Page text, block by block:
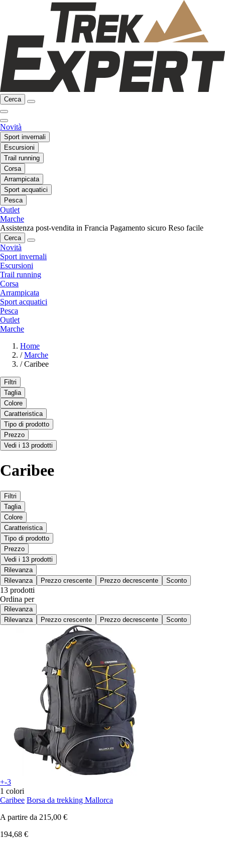
Cerca
Novità
Sport invernali
Escursioni
Trail running
Corsa
Arrampicata
Sport acquatici
Pesca
Outlet
Marche
Assistenza post-vendita in Francia Pagamento sicuro Reso facile
Cerca
Novità
Sport invernali
Escursioni
Trail running
Corsa
Arrampicata
Sport acquatici
Pesca
Outlet
Marche
Home
/ Marche
/ Caribee
Filtri
Taglia
Colore
Caratteristica
Tipo di prodotto
Prezzo
Vedi i 13 prodotti
Caribee
Filtri
Taglia
Colore
Caratteristica
Tipo di prodotto
Prezzo
Vedi i 13 prodotti
Rilevanza
Rilevanza
Prezzo crescente Prezzo decrescente Sconto
13 prodotti
Ordina per
Rilevanza
Rilevanza
Prezzo crescente Prezzo decrescente Sconto
+-3
1 colori
Caribee Borsa da trekking Mallorca
A partire da 215,00 €
194,68 €